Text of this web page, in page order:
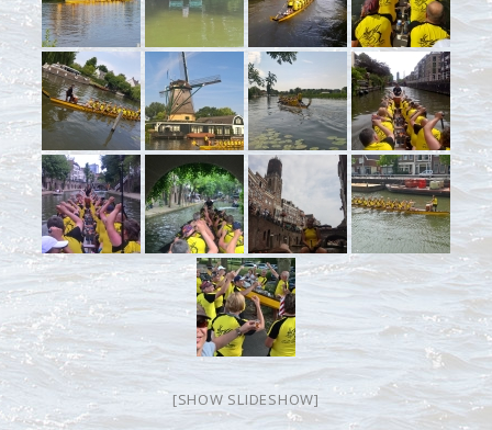
[SHOW SLIDESHOW]